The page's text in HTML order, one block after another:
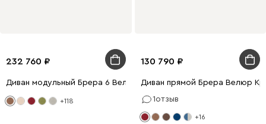
232 760
Диван модульный Брера 6 Велюр Карамельный
+118
130 790
Диван прямой Брера Велюр
1отзыв
+16